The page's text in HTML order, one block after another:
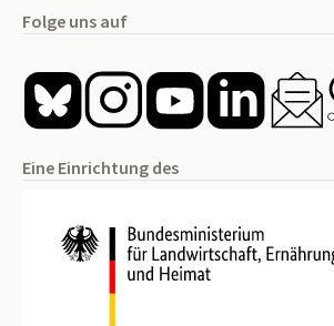
Folge uns auf
Eine Einrichtung des